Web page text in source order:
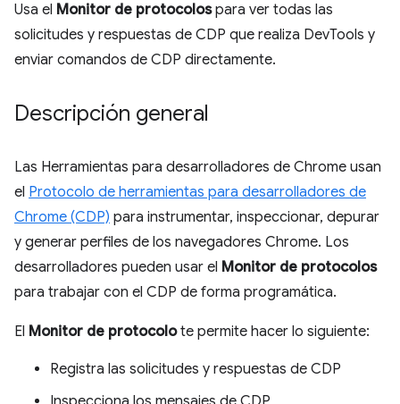
Usa el Monitor de protocolospara ver todas las
solicitudes y respuestas de CDP que realiza DevTools y
enviar comandos de CDP directamente.
Descripción general
Las Herramientas para desarrolladores de Chrome usan
el Protocolo de herramientas para desarrolladores de
Chrome (CDP) para instrumentar, inspeccionar, depurar
y generar perfiles de los navegadores Chrome. Los
desarrolladores pueden usar el Monitor de protocolos
para trabajar con el CDP de forma programática.
El Monitor de protocolote permite hacer lo siguiente:
Registra las solicitudes y respuestas de CDP